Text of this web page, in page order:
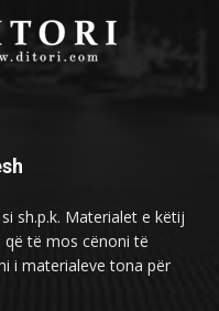
sh.p.k. Materialet e këtij
të mos cënoni të
i materialeve tona për